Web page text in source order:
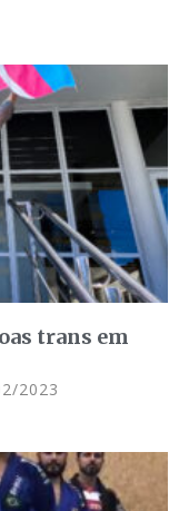
trans em
2023